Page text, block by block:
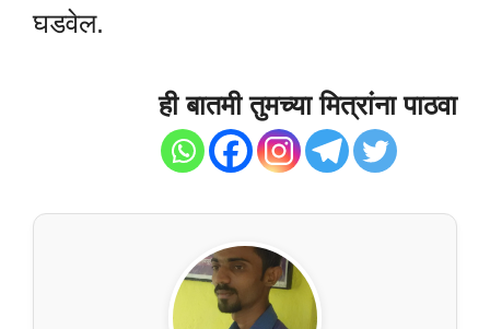
घडवेल.
ही बातमी तुमच्या मित्रांना पाठवा